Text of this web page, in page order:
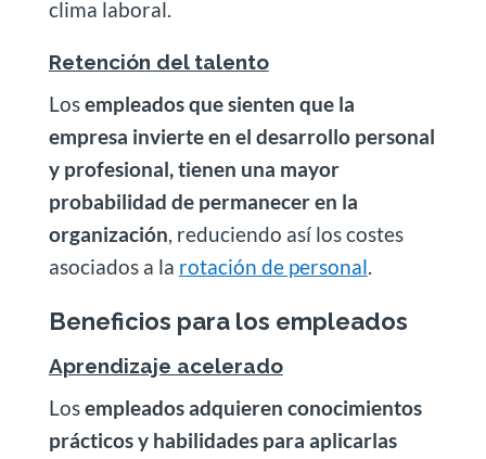
clima laboral.
Retención del talento
Losempleados que sienten que la
empresa invierte en el desarrollo personal
y profesional, tienen una mayor
probabilidad de permanecer en la
organización, reduciendo así los costes
asociados a la rotación de personal.
Beneficios para los empleados
Aprendizaje acelerado
Losempleados adquieren conocimientos
prácticos y habilidades para aplicarlas